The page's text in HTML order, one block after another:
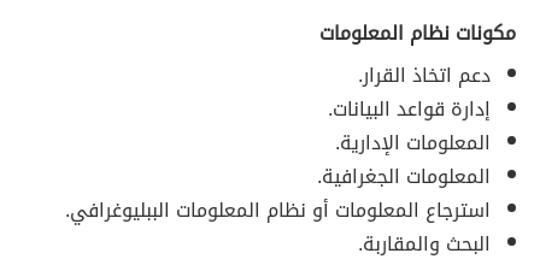
مكونات نظام المعلومات
دعم اتخاذ القرار.
إدارة قواعد البيانات.
المعلومات الإدارية.
المعلومات الجغرافية.
استرجاع المعلومات أو نظام المعلومات الببليوغرافي.
البحث والمقاربة.